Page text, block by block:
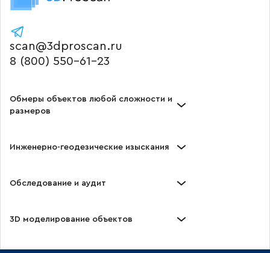
scan@3dproscan.ru
8 (800) 550-61-23
Обмеры объектов любой сложности и
размеров
Инженерно-геодезические изыскания
Обследование и аудит
3D моделирование объектов